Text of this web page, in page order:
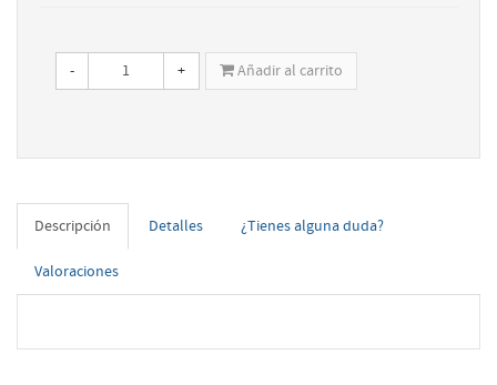
- + Añadir al carrito
Descripción Detalles ¿Tienes alguna duda?
Valoraciones